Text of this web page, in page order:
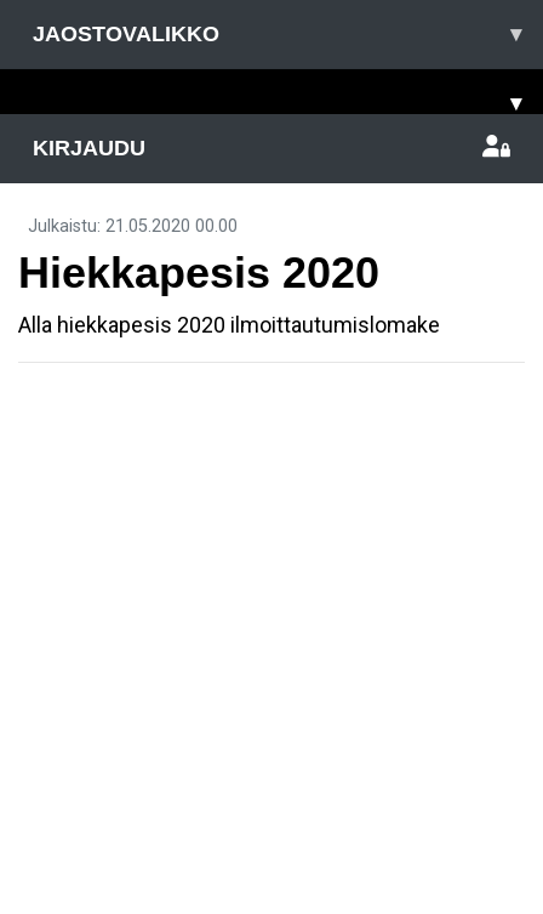
JAOSTOVALIKKO ▾
▾
KIRJAUDU
Julkaistu: 21.05.2020 00.00
Hiekkapesis 2020
Alla hiekkapesis 2020 ilmoittautumislomake